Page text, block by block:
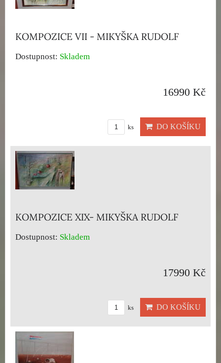
KOMPOZICE VII - MIKYŠKA RUDOLF
Dostupnost: Skladem
16990 Kč
ks DO KOŠÍKU
KOMPOZICE XIX- MIKYŠKA RUDOLF
Dostupnost: Skladem
17990 Kč
ks DO KOŠÍKU